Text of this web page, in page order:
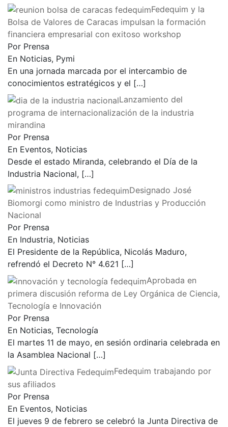
Fedequim y la
Bolsa de Valores de Caracas impulsan la formación
financiera empresarial con exitoso workshop
Por Prensa
En Noticias, Pymi
En una jornada marcada por el intercambio de
conocimientos estratégicos y el […]
Lanzamiento del
programa de internacionalización de la industria
mirandina
Por Prensa
En Eventos, Noticias
Desde el estado Miranda, celebrando el Día de la
Industria Nacional, […]
Designado José
Biomorgi como ministro de Industrias y Producción
Nacional
Por Prensa
En Industria, Noticias
El Presidente de la República, Nicolás Maduro,
refrendó el Decreto N° 4.621 […]
Aprobada en
primera discusión reforma de Ley Orgánica de Ciencia,
Tecnología e Innovación
Por Prensa
En Noticias, Tecnología
El martes 11 de mayo, en sesión ordinaria celebrada en
la Asamblea Nacional […]
Fedequim trabajando por
sus afiliados
Por Prensa
En Eventos, Noticias
El jueves 9 de febrero se celebró la Junta Directiva de